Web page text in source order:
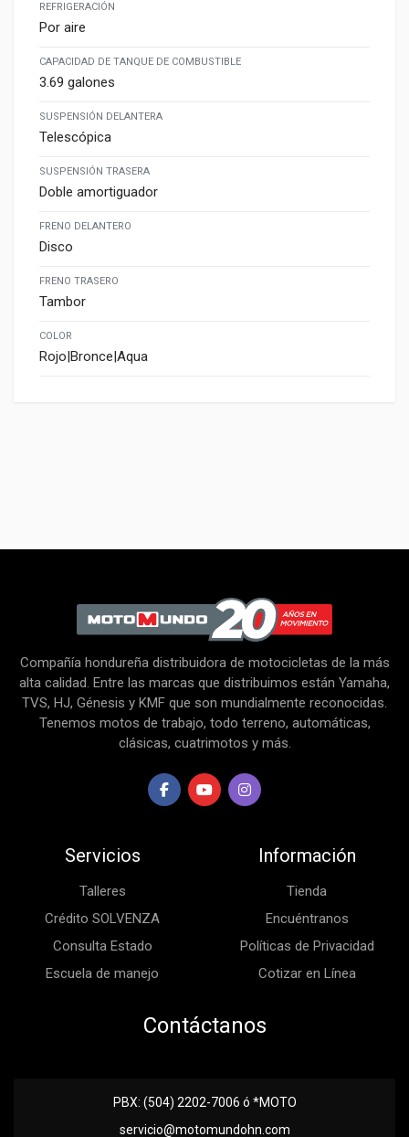
REFRIGERACIÓN
Por aire
CAPACIDAD DE TANQUE DE COMBUSTIBLE
3.69 galones
SUSPENSIÓN DELANTERA
Telescópica
SUSPENSIÓN TRASERA
Doble amortiguador
FRENO DELANTERO
Disco
FRENO TRASERO
Tambor
COLOR
Rojo|Bronce|Aqua
Compañía hondureña distribuidora de motocicletas de la más
alta calidad. Entre las marcas que distribuimos están Yamaha,
TVS, HJ, Génesis y KMF que son mundialmente reconocidas.
Tenemos motos de trabajo, todo terreno, automáticas,
clásicas, cuatrimotos y más.
Servicios
Talleres
Crédito SOLVENZA
Consulta Estado
Escuela de manejo
Información
Tienda
Encuéntranos
Políticas de Privacidad
Cotizar en Línea
Contáctanos
PBX: (504) 2202-7006 ó *MOTO
servicio@motomundohn.com